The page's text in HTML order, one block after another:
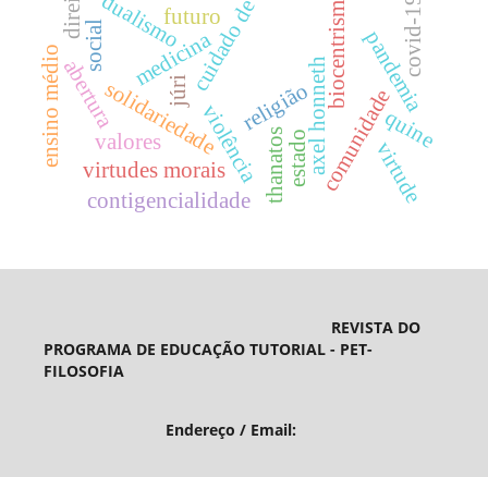
cuidado de si
violência axel honneth
solidariedade estadocomunidade
biocentrismo
virtudes morais
religião
medicina
dualismo
thanatos
futuro
pandemia
covid-19
valores
abertura
ensino médio social
quine
virtude
contigencialidade
júri
REVISTA DO
PROGRAMA DE EDUCAÇÃO TUTORIAL - PET-
FILOSOFIA
Endereço / Email: